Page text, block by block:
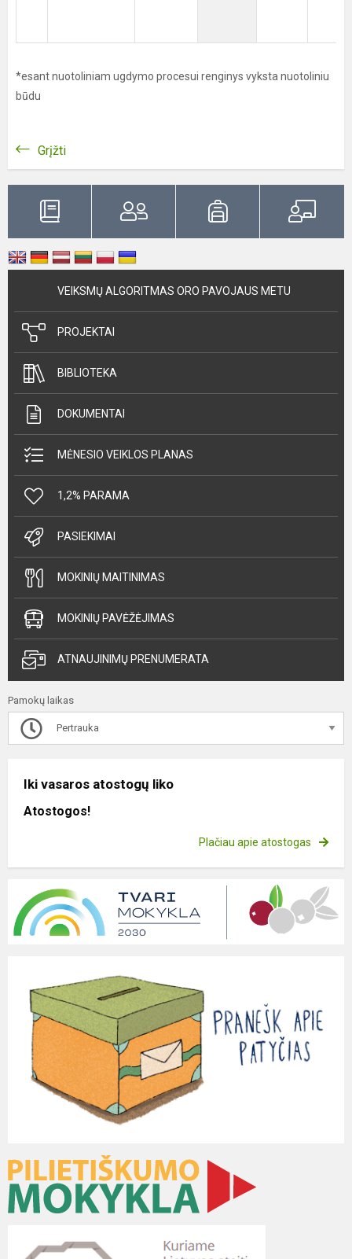
*esant nuotoliniam ugdymo procesui renginys vyksta nuotoliniu
būdu
Grįžti
VEIKSMŲ ALGORITMAS ORO PAVOJAUS METU
PROJEKTAI
BIBLIOTEKA
DOKUMENTAI
MĖNESIO VEIKLOS PLANAS
1,2% PARAMA
PASIEKIMAI
MOKINIŲ MAITINIMAS
MOKINIŲ PAVĖŽĖJIMAS
ATNAUJINIMŲ PRENUMERATA
Pamokų laikas
Pertrauka
Iki vasaros atostogų liko
Atostogos!
Plačiau apie atostogas